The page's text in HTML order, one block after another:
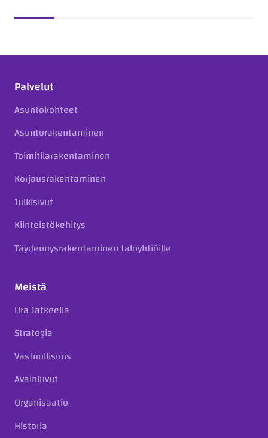
Palvelut
Asuntokohteet
Asuntorakentaminen
Toimitilarakentaminen
Korjausrakentaminen
Julkisivut
Kiinteistökehitys
Täydennysrakentaminen taloyhtiöille
Meistä
Ura Jatkeella
Strategia
Vastuullisuus
Avainluvut
Organisaatio
Historia